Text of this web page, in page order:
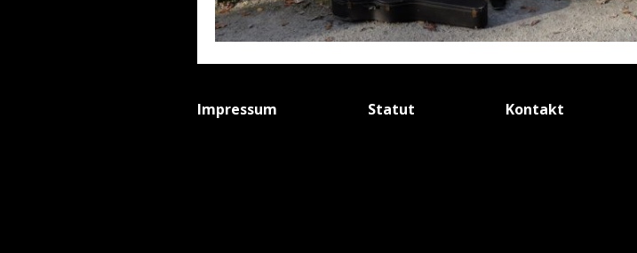
Impressum Statut Kontakt